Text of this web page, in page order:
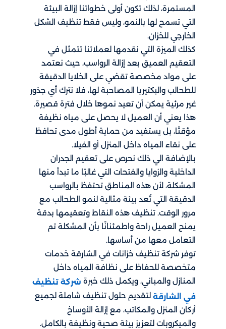
المستمرة، لذلك تكون أولى خطواتنا إزالة البيئة
التي تسمح لها بالنمو، وليس فقط تنظيف الشكل
الخارجي للخزان.
كذلك الميزة التي نقدمها لعملائنا تتمثل في
التعقيم العميق بعد إزالة الرواسب، حيث نعتمد
على مواد مخصصة تقضي على الخلايا الدقيقة
للطحالب والبكتيريا المصاحبة لها، فلا نترك أي جذور
غير مرئية يمكن أن تعيد نموها خلال فترة قصيرة.
هذا يعني أن العميل لا يحصل على مياه نظيفة
مؤقتًا، بل يستفيد من حماية أطول مدى تحافظ
على نقاء المياه داخل المنزل أو الفيلا.
بالإضافة الي ذلك نحرص على تعقيم الجدران
الداخلية والزوايا والفتحات التي غالبًا ما تبدأ منها
المشكلة، لأن هذه المناطق تحتفظ بالرواسب
الدقيقة التي تُعد بيئة مثالية لنمو الطحالب مع
مرور الوقت. تنظيف هذه النقاط وتعقيمها بدقة
يمنح العميل راحة واطمئنانًا بأن المشكلة تم
التعامل معها من أساسها.
توفر شركة تنظيف خزانات في الشارقة خدمات
متخصصة للحفاظ على نظافة المياه داخل
المنازل والمباني، ويكمل ذلك خبرة شركة تنظيف
في الشارقة لتقديم حلول تنظيف شاملة لجميع
أركان المنزل والمكاتب، مع إزالة الأوساخ
والميكروبات لتعزيز بيئة صحية ونظيفة بالكامل.